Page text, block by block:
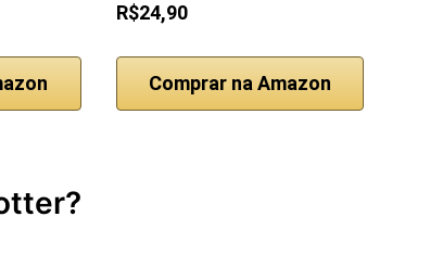
R$24,90
Comprar na Amazon